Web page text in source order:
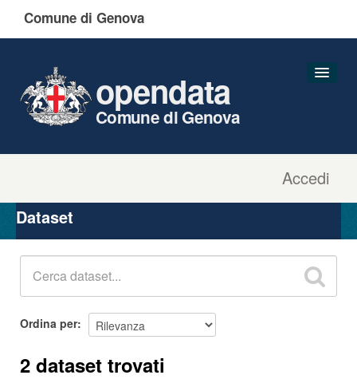
Comune di Genova
Accedi
opendata
Comune di Genova
Organizzazioni
Gruppi
Dataset
Ordina per
2 dataset trovati